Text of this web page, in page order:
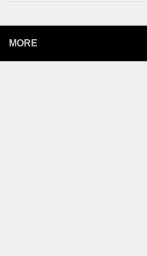
MORE